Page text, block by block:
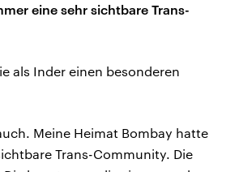
eine sehr sichtbare Trans-
als Inder einen besonderen
Meine Heimat Bombay hatte
Trans-Community. Die